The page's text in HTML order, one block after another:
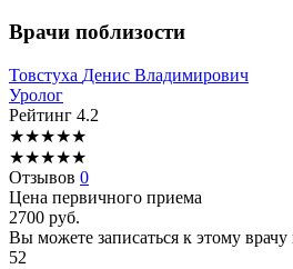
Врачи поблизости
Товстуха Денис Владимирович
Уролог
Рейтинг 4.2
★★★★★
★★★★★
Отзывов 0
Цена первичного приема
2700 руб.
Вы можете записаться к этому
52